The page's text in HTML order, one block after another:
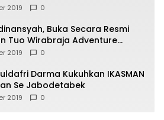
2019 0
Buka Secara Resmi
Tuo Wirabraja Adventure
2019 0
Darma Kukuhkan IKASMAN
Se Jabodetabek
2019 0